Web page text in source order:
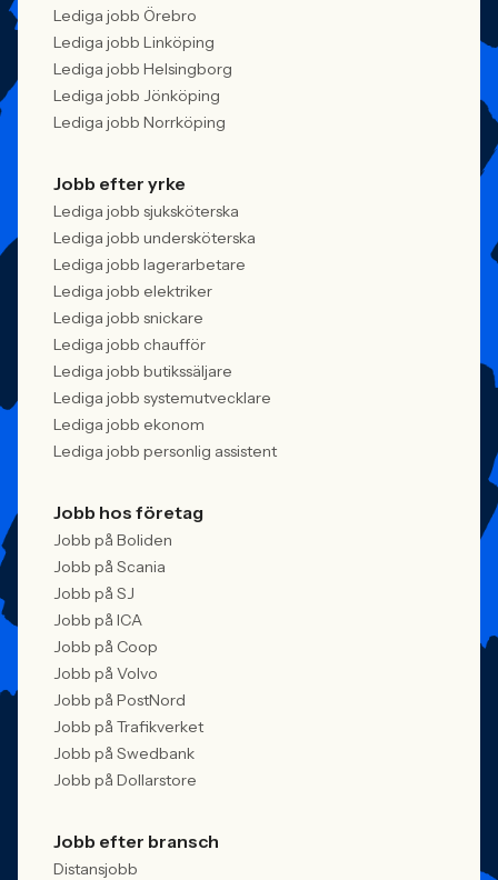
Lediga jobb Örebro
Lediga jobb Linköping
Lediga jobb Helsingborg
Lediga jobb Jönköping
Lediga jobb Norrköping
Jobb efter yrke
Lediga jobb sjuksköterska
Lediga jobb undersköterska
Lediga jobb lagerarbetare
Lediga jobb elektriker
Lediga jobb snickare
Lediga jobb chaufför
Lediga jobb butikssäljare
Lediga jobb systemutvecklare
Lediga jobb ekonom
Lediga jobb personlig assistent
Jobb hos företag
Jobb på Boliden
Jobb på Scania
Jobb på SJ
Jobb på ICA
Jobb på Coop
Jobb på Volvo
Jobb på PostNord
Jobb på Trafikverket
Jobb på Swedbank
Jobb på Dollarstore
Jobb efter bransch
Distansjobb